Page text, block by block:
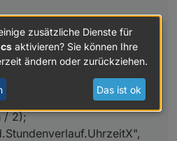
/1440 * xWidth +
/ 2);
zusätzliche Dienste für
aktivieren? Sie können Ihre
ändern oder zurückziehen.
Das ist ok